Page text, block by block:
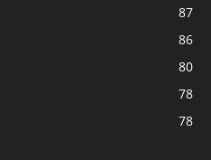
87
86
80
78
78